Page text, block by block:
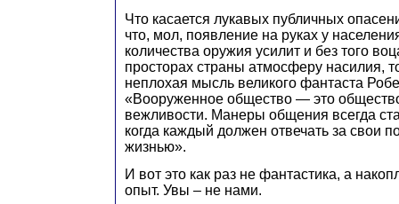
Что касается лукавых публичных
что, мол, появление на руках у
количества оружия усилит и без того
просторах страны атмосферу насилия,
неплохая мысль великого фантаста
«Вооруженное общество — это
вежливости. Манеры общения всегда
когда каждый должен отвечать за свои
жизнью».
И вот это как раз не фантастика, а
опыт. Увы – не нами.